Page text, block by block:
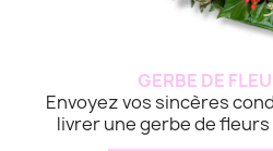
GERBE DE
Envoyez vos sincères
livrer une gerbe de fleurs